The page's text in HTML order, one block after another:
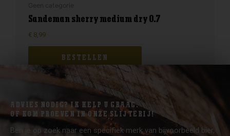
Sandeman sherry medium dry 0.7
€ 8,99
BESTELLEN
ADVIES NODIG? IK HELP U GRAAG.
OF KOM PROEVEN IN ONZE SLIJTERIJ!
Ben je op zoek naar een specifiek merk van bijvoorbeeld bier,